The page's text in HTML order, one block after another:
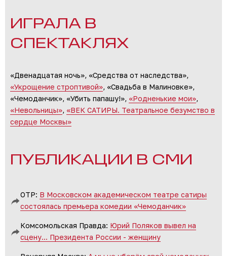
ИГРАЛА В
СПЕКТАКЛЯХ
«Двенадцатая ночь», «Средства от наследства»,
«Укрощение строптивой», «Свадьба в Малиновке»,
«Чемоданчик», «Убить папашу!», «Родненькие мои»,
«Невольницы», «ВЕК САТИРЫ. Театральное безумство в
сердце Москвы»
ПУБЛИКАЦИИ В СМИ
ОТР: В Московском академическом театре сатиры
состоялась премьера комедии «Чемоданчик»
Комсомольская Правда: Юрий Поляков вывел на
сцену... Президента России - женщину